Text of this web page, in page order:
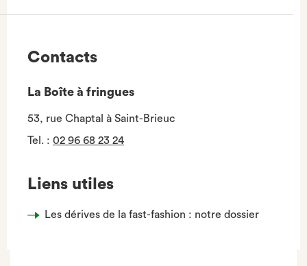
Contacts
La Boîte à fringues
53, rue Chaptal à Saint-Brieuc
Tel. : 02 96 68 23 24
Liens utiles
Les dérives de la fast-fashion : notre dossier